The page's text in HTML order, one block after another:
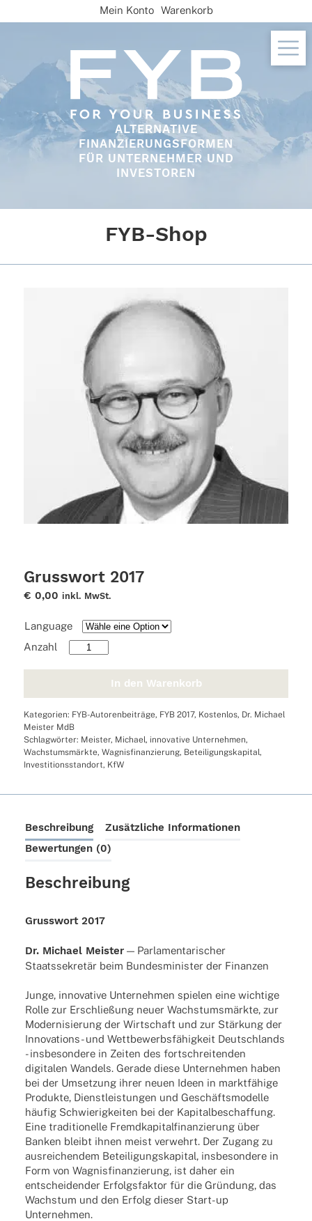
to
ALTERNATIVE
FINANZIERUNGSFORMEN
FÜR UNTERNEHMER UND
INVESTOREN
Mein Konto Warenkorb
FYB-Shop
Grusswort 2017
€ 0,00 inkl. MwSt.
Language
Grusswort
In den Warenkorb
Kategorien: FYB-Autorenbeiträge, FYB 2017, Kostenlos, Dr. Michael
Meister MdB
Schlagwörter: Meister, Michael, innovative Unternehmen,
Wachstumsmärkte,Wagnisfinanzierung, Beteiligungskapital,
Investitionsstandort, KfW
Beschreibung
Zusätzliche Informationen
Bewertungen (0)
Beschreibung
Grusswort 2017
Dr. Michael Meis­ter— Parla­men­ta­ri­scher
Staats­se­kre­tär beim Bundes­mi­nis­ter der Finanzen
Junge, innovative Unternehmen spielen eine wichtige
Rolle zur Erschließung neuer Wachstumsmärkte, zur
Modernisierung der Wirtschaft und zur Stärkung der
Innovations- und Wettbewerbsfähigkeit Deutschlands
- insbesondere in Zeiten des fortschreitenden
digitalen Wandels. Gerade diese Unternehmen haben
bei der Umsetzung ihrer neuen Ideen in marktfähige
Produkte, Dienstleistungen und Geschäftsmodelle
häufig Schwierigkeiten bei der Kapitalbeschaffung.
Eine traditionelle Fremdkapitalfinanzierung über
Banken bleibt ihnen meist verwehrt. Der Zugang zu
ausreichendem Beteiligungskapital, insbesondere in
Form von Wagnisfinanzierung, ist daher ein
entscheidender Erfolgsfaktor für die Gründung, das
Wachstum und den Erfolg dieser Start-up
Unternehmen.